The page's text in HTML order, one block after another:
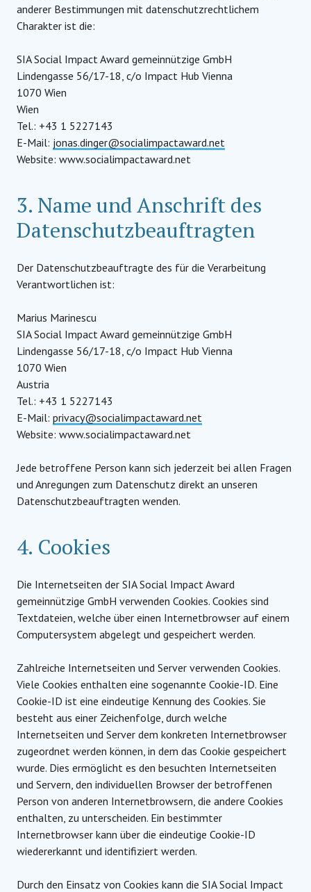
anderer Bestimmungen mit datenschutzrechtlichem
Charakter ist die:
SIA Social Impact Award gemeinnützige GmbH
Lindengasse 56/17-18, c/o Impact Hub Vienna
1070 Wien
Wien
Tel.: +43 1 5227143
E-Mail: jonas.dinger@socialimpactaward.net
Website: www.socialimpactaward.net
3. Name und Anschrift des
Datenschutzbeauftragten
Der Datenschutzbeauftragte des für die Verarbeitung
Verantwortlichen ist:
Marius Marinescu
SIA Social Impact Award gemeinnützige GmbH
Lindengasse 56/17-18, c/o Impact Hub Vienna
1070 Wien
Austria
Tel.: +43 1 5227143
E-Mail: privacy@socialimpactaward.net
Website: www.socialimpactaward.net
Jede betroffene Person kann sich jederzeit bei allen Fragen
und Anregungen zum Datenschutz direkt an unseren
Datenschutzbeauftragten wenden.
4. Cookies
Die Internetseiten der SIA Social Impact Award
gemeinnützige GmbH verwenden Cookies. Cookies sind
Textdateien, welche über einen Internetbrowser auf einem
Computersystem abgelegt und gespeichert werden.
Zahlreiche Internetseiten und Server verwenden Cookies.
Viele Cookies enthalten eine sogenannte Cookie-ID. Eine
Cookie-ID ist eine eindeutige Kennung des Cookies. Sie
besteht aus einer Zeichenfolge, durch welche
Internetseiten und Server dem konkreten Internetbrowser
zugeordnet werden können, in dem das Cookie gespeichert
wurde. Dies ermöglicht es den besuchten Internetseiten
und Servern, den individuellen Browser der betroffenen
Person von anderen Internetbrowsern, die andere Cookies
enthalten, zu unterscheiden. Ein bestimmter
Internetbrowser kann über die eindeutige Cookie-ID
wiedererkannt und identifiziert werden.
Durch den Einsatz von Cookies kann die SIA Social Impact